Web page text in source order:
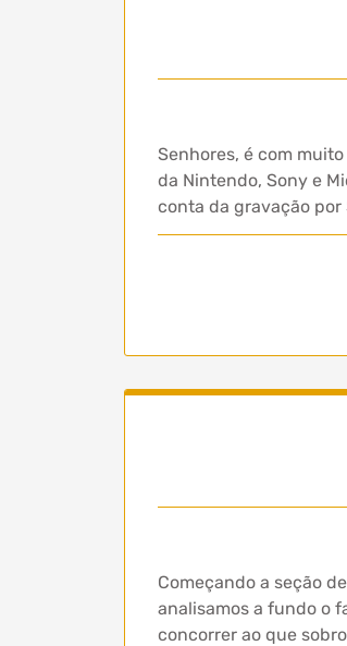
Senhores, é com
da Nintendo, Sony e
conta da gravação por
Começando a seção
analisamos a fundo o
concorrer ao que